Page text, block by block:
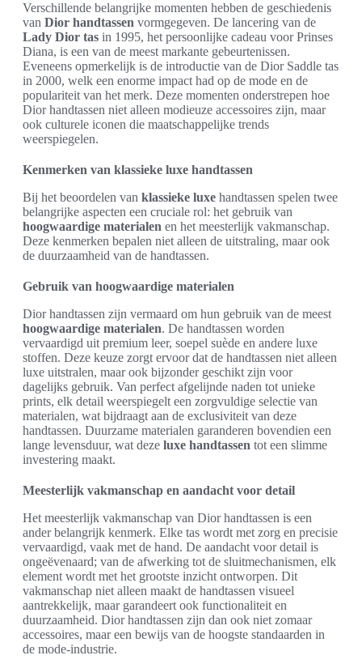
Verschillende belangrijke momenten hebben de geschiedenis
van Dior handtassen vormgegeven. De lancering van de
Lady Dior tas in 1995, het persoonlijke cadeau voor Prinses
Diana, is een van de meest markante gebeurtenissen.
Eveneens opmerkelijk is de introductie van de Dior Saddle tas
in 2000, welk een enorme impact had op de mode en de
populariteit van het merk. Deze momenten onderstrepen hoe
Dior handtassen niet alleen modieuze accessoires zijn, maar
ook culturele iconen die maatschappelijke trends
weerspiegelen.
Kenmerken van klassieke luxe handtassen
Bij het beoordelen van klassieke luxe handtassen spelen twee
belangrijke aspecten een cruciale rol: het gebruik van
hoogwaardige materialen en het meesterlijk vakmanschap.
Deze kenmerken bepalen niet alleen de uitstraling, maar ook
de duurzaamheid van de handtassen.
Gebruik van hoogwaardige materialen
Dior handtassen zijn vermaard om hun gebruik van de meest
hoogwaardige materialen. De handtassen worden
vervaardigd uit premium leer, soepel suède en andere luxe
stoffen. Deze keuze zorgt ervoor dat de handtassen niet alleen
luxe uitstralen, maar ook bijzonder geschikt zijn voor
dagelijks gebruik. Van perfect afgelijnde naden tot unieke
prints, elk detail weerspiegelt een zorgvuldige selectie van
materialen, wat bijdraagt aan de exclusiviteit van deze
handtassen. Duurzame materialen garanderen bovendien een
lange levensduur, wat deze luxe handtassen tot een slimme
investering maakt.
Meesterlijk vakmanschap en aandacht voor detail
Het meesterlijk vakmanschap van Dior handtassen is een
ander belangrijk kenmerk. Elke tas wordt met zorg en precisie
vervaardigd, vaak met de hand. De aandacht voor detail is
ongeëvenaard; van de afwerking tot de sluitmechanismen, elk
element wordt met het grootste inzicht ontworpen. Dit
vakmanschap niet alleen maakt de handtassen visueel
aantrekkelijk, maar garandeert ook functionaliteit en
duurzaamheid. Dior handtassen zijn dan ook niet zomaar
accessoires, maar een bewijs van de hoogste standaarden in
de mode-industrie.